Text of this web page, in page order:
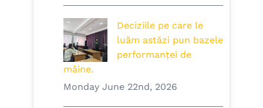
Deciziile pe care le
luăm astăzi pun bazele
performanței de
mâine.
Monday June 22nd, 2026